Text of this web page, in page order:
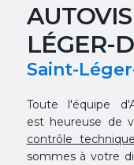
LÉGER-
Saint-
Toute l'équipe
est heureuse de
contrôle
sommes à votre